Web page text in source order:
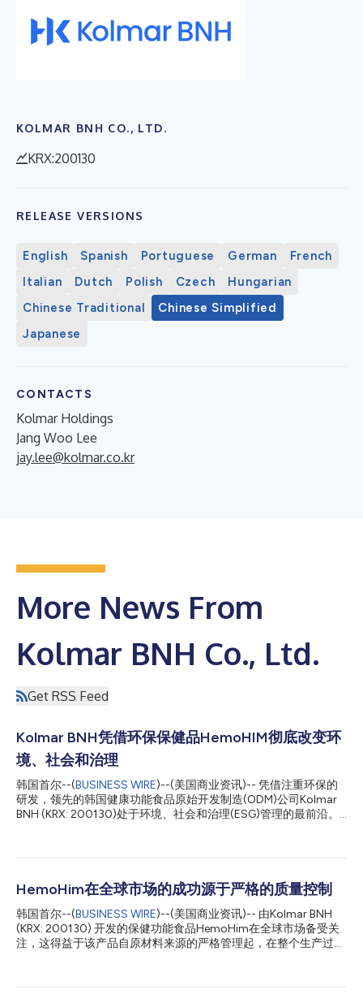
KOLMAR BNH CO., LTD.
KRX:200130
RELEASE VERSIONS
English Spanish Portuguese German
French
Italian
Dutch Polish Czech
Hungarian
Chinese Traditional
Chinese Simplified
Japanese
CONTACTS
Kolmar Holdings
Jang Woo Lee
jay.lee@kolmar.co.kr
More News From
Kolmar BNH Co., Ltd.
Get RSS Feed
Kolmar BNH凭借环保保健品HemoHIM彻底改变环
境、社会和治理
韩国首尔--(BUSINESS WIRE)--(美国商业资讯)-- 凭借注重环保的
研发，领先的韩国健康功能食品原始开发制造(ODM)公司Kolmar
BNH (KRX: 200130)处于环境、社会和治理(ESG)管理的最前沿。
旗舰保健品HemoHIM来努力实现碳中和，同时还通过传播种植技
投入到研发中。它还通过使超过30%的员工投入到研发中来加快其
能食品行业第一家连续两次获得“绿色技术认证”和“绿色技术产品认
证”的公司。这些认证由韩国农林畜产食品部授予，旨在表彰促进
高效能源利用和资源保护的技术。 HemoHIM是一种可增强免疫功
中提取关键成分，并获得了环保技术认证。这一先进的系统通过在
HemoHim在全球市场的成功源于严格的质量控制
韩国首尔--(BUSINESS WIRE)--(美国商业资讯)-- 由Kolmar BNH
(KRX: 200130) 开发的保健功能食品HemoHim在全球市场备受关
注，这得益于该产品自原材料来源的严格管理起，在整个生产过程
Kolmar BNH于2006年开发，采用当归、川芎和山芍药等国产天然